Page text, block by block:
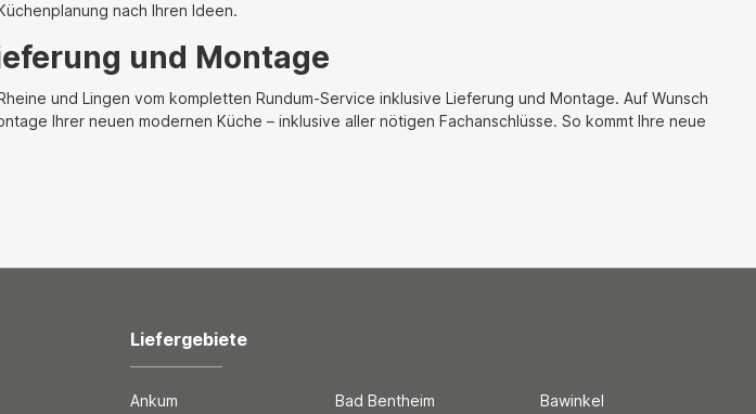
nach Ihren Ideen.
und Montage
und Lingen vom kompletten Rundum-Service inklusive Lieferung und Montage. Auf Wunsch
Ihrer neuen modernen Küche – inklusive aller nötigen Fachanschlüsse. So kommt Ihre neue
Liefergebiete
Ankum Bad Bentheim
Bawinkel